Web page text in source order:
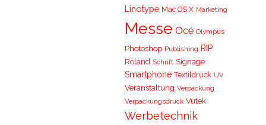
Linotype Mac OS X Marketing
Messe Océ Olympus
Photoshop Publishing RIP
Roland Schrift Signage
Smartphone Textildruck UV
Veranstaltung Verpackung
Verpackungsdruck Vutek
Werbetechnik